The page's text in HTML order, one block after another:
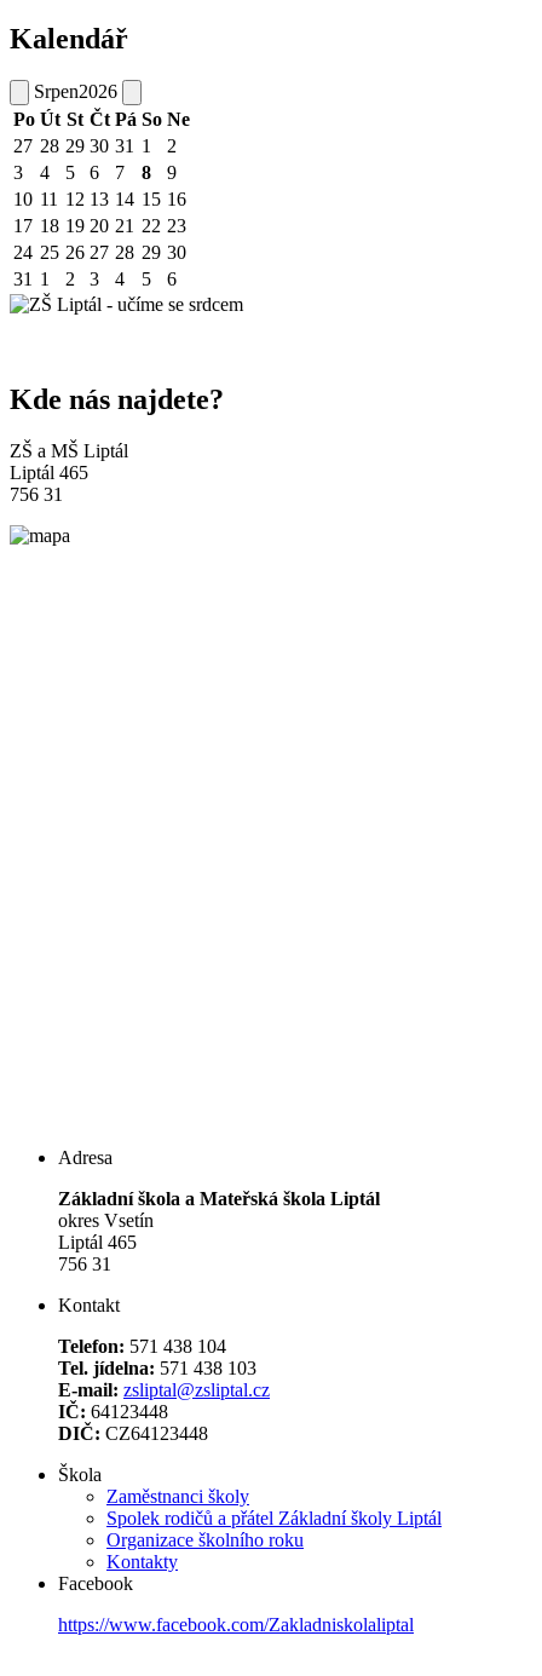
Kalendář
Srpen2026
Po Út St Čt Pá So Ne
27 28 29 30 31 1
2
3
4 5 6 7 8
9
10 11 12 13 14 15 16
17 18 19 20 21 22 23
24 25 26 27 28 29 30
31 1 2 3 4 5 6
Kde nás najdete?
ZŠ a MŠ Liptál
Liptál 465
756 31
Adresa
Základní škola a Mateřská škola Liptál
okres Vsetín
Liptál 465
756 31
Kontakt
Telefon: 571 438 104
Tel. jídelna: 571 438 103
E-mail: zsliptal@zsliptal.cz
IČ: 64123448
DIČ: CZ64123448
Škola
Zaměstnanci školy
Spolek rodičů a přátel Základní školy Liptál
Organizace školního roku
Kontakty
Facebook
https://www.facebook.com/Zakladniskolaliptal